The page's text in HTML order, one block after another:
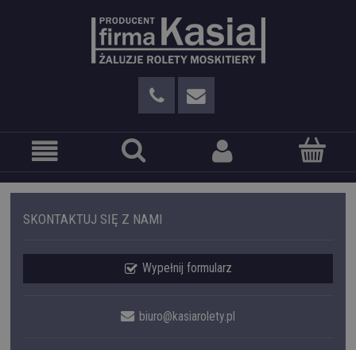
SKONTAKTUJ SIĘ Z NAMI
Wypełnij formularz
biuro@kasiarolety.pl